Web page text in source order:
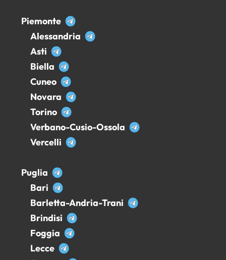
Piemonte
Alessandria
Asti
Biella
Cuneo
Novara
Torino
Verbano-Cusio-Ossola
Vercelli
Puglia
Bari
Barletta-Andria-Trani
Brindisi
Foggia
Lecce